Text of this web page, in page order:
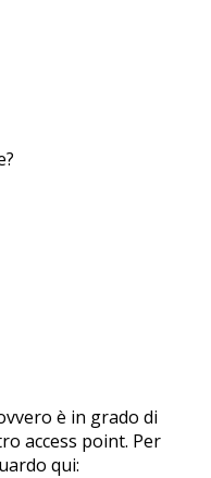
è in grado di
access point. Per
qui: